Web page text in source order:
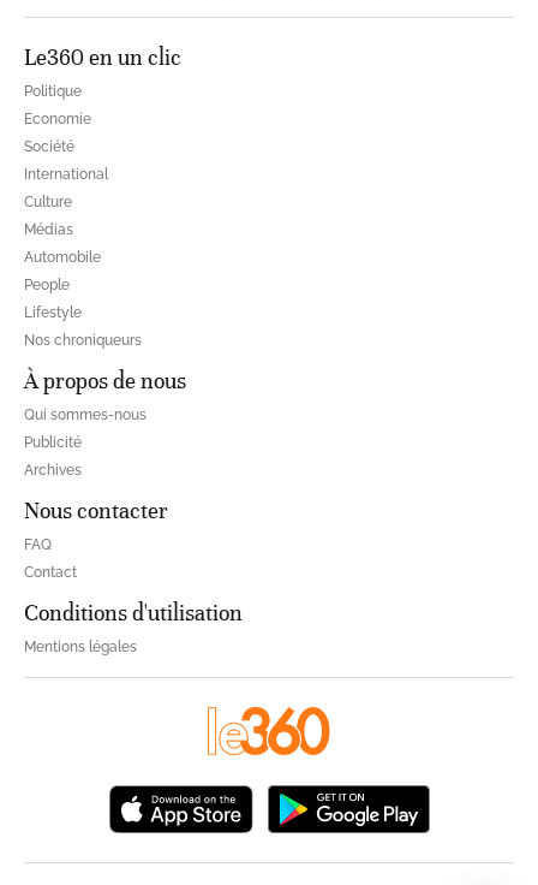
Le360 en un clic
Politique
Economie
Société
International
Culture
Médias
Automobile
People
Lifestyle
Nos chroniqueurs
À propos de nous
Qui sommes-nous
Publicité
Archives
Nous contacter
FAQ
Contact
Conditions d'utilisation
Mentions légales